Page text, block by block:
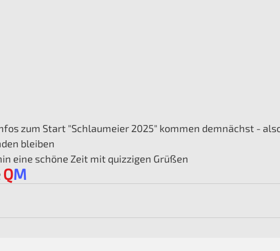
zum Start "Schlaumeier 2025" kommen demnächst -
bleiben
eine schöne Zeit mit quizzigen Grüßen
QM